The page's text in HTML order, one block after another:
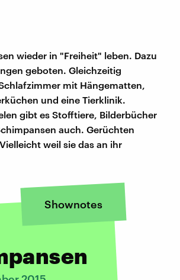
wieder in "Freiheit" leben. Dazu
geboten. Gleichzeitig
mit Hängematten,
und eine Tierklinik.
gibt es Stofftiere, Bilderbücher
auch. Gerüchten
weil sie das an ihr
Shownotes